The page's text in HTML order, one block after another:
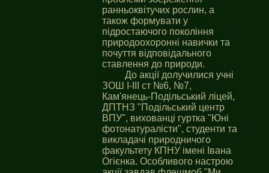
ранньоквітучих рослин, а
також формувати у
підростаючого покоління
природоохоронні навички та
почуття відповідального
ставлення до природи.
До акції долучилися учні
ЗОШ І-ІІІ ст №6, №7,
Кам'янець-Подільський ліцей,
ДПТНЗ "Подільський центр
ВПУ", вихованці гуртка "Юні
фотонатуралісти", студенти та
викладачі природничого
факультету КПНУ імені Івана
Огієнка. Особливого настрою